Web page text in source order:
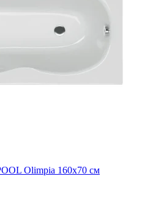
Olimpia 160x70 см